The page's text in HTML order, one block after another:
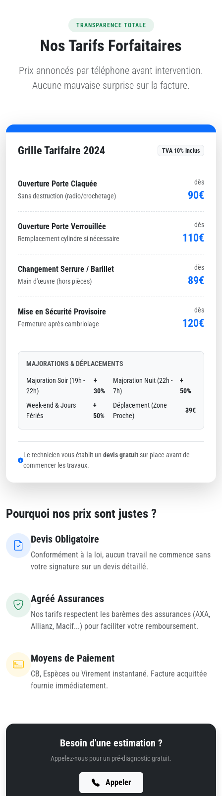
TRANSPARENCE TOTALE
Nos Tarifs Forfaitaires
Prix annoncés par téléphone avant intervention.
Aucune mauvaise surprise sur la facture.
Grille Tarifaire 2024 TVA 10% Inclus
Ouverture Porte Claquée
Sans destruction (radio/crochetage)
dès
90€
Ouverture Porte Verrouillée
Remplacement cylindre si nécessaire
dès
110€
Changement Serrure / Barillet
Main d'œuvre (hors pièces)
dès
89€
Mise en Sécurité Provisoire
Fermeture après cambriolage
dès
120€
MAJORATIONS & DÉPLACEMENTS
Majoration Soir (19h -
22h)
+
30%
Majoration Nuit (22h -
7h)
+
50%
Week-end & Jours
Fériés
+
50%
Déplacement (Zone
Proche)
39€
Le technicien vous établit un devis gratuitsur place avant de
commencer les travaux.
Pourquoi nos prix sont justes ?
Devis Obligatoire
Conformément à la loi, aucun travail ne commence sans
votre signature sur un devis détaillé.
Agréé Assurances
Nos tarifs respectent les barèmes des assurances (AXA,
Allianz, Macif...) pour faciliter votre remboursement.
Moyens de Paiement
CB, Espèces ou Virement instantané. Facture acquittée
fournie immédiatement.
Besoin d'une estimation ?
Appelez-nous pour un pré-diagnostic gratuit.
Appeler